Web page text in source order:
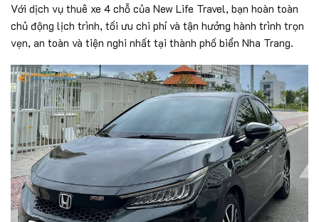
Với dịch vụ thuê xe 4 chỗ của New Life Travel, bạn hoàn toàn
chủ động lịch trình, tối ưu chi phí và tận hưởng hành trình trọn
vẹn, an toàn và tiện nghi nhất tại thành phố biển Nha Trang.